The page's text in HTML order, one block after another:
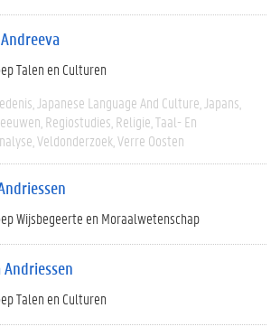
Talen en Culturen
Japanese Language And Culture Japans
Regiostudies Religie Taal- En
Veldonderzoek Verre Oosten
Wijsbegeerte en Moraalwetenschap
Andriessen
Talen en Culturen